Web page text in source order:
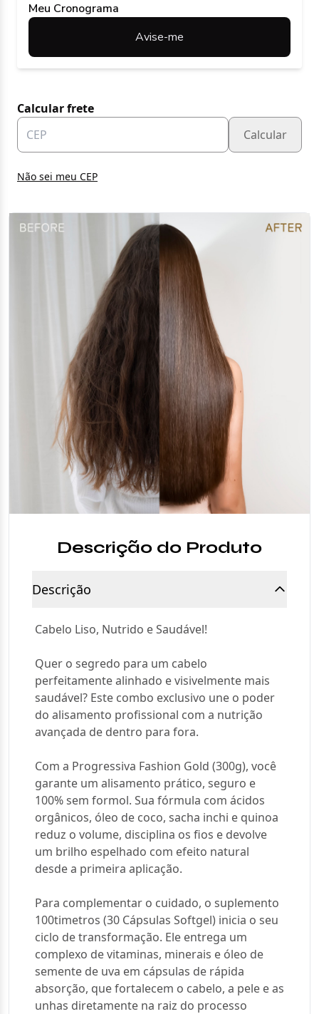
Meu Cronograma
Avise-me
Calcular frete
Calcular
Não sei meu CEP
Descrição do Produto
Descrição
Cabelo Liso, Nutrido e Saudável!
Quer o segredo para um cabelo
perfeitamente alinhado e visivelmente mais
saudável? Este combo exclusivo une o poder
do alisamento profissional com a nutrição
avançada de dentro para fora.
Com a Progressiva Fashion Gold (300g), você
garante um alisamento prático, seguro e
100% sem formol. Sua fórmula com ácidos
orgânicos, óleo de coco, sacha inchi e quinoa
reduz o volume, disciplina os fios e devolve
um brilho espelhado com efeito natural
desde a primeira aplicação.
Para complementar o cuidado, o suplemento
100timetros (30 Cápsulas Softgel) inicia o seu
ciclo de transformação. Ele entrega um
complexo de vitaminas, minerais e óleo de
semente de uva em cápsulas de rápida
absorção, que fortalecem o cabelo, a pele e as
unhas diretamente na raiz do processo